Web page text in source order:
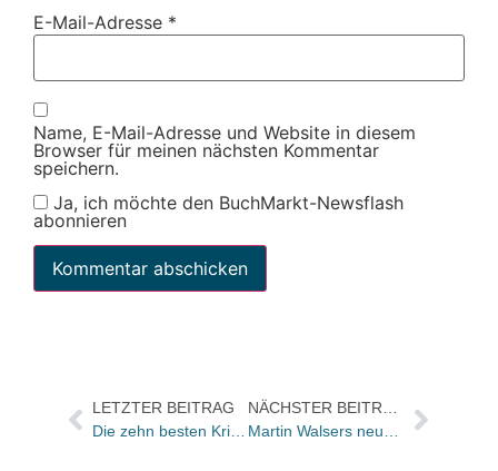
E-Mail-Adresse *
Name, E-Mail-Adresse und Website in diesem
Browser für meinen nächsten Kommentar
speichern.
Ja, ich möchte den BuchMarkt-Newsflash
abonnieren
LETZTER BEITRAG
Die zehn besten Krimis im März / Sechs Neueinsteiger auf der Liste
NÄCHSTER BEITRAG
Martin Walsers neuer Roman im Reading Room der F.A.Z.